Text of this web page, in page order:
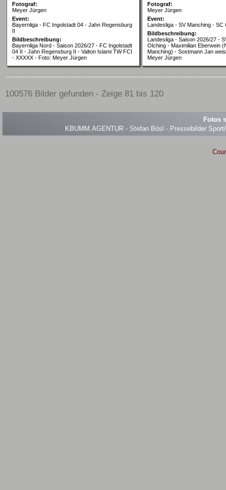
Fotograf:
Meyer Jürgen
Event:
Bayernliga - FC Ingolstadt 04 - Jahn Regensburg
II
Bildbeschreibung:
Bayernliga Nord - Saison 2026/27 - FC Ingolstadt
04 II - Jahn Regensburg II - Valton Islami TW FCI
- XXXXX - Foto: Meyer Jürgen
Fotograf:
Meyer Jürgen
Event:
Landesliga - SV Manching - SC
Bildbeschreibung:
Landesliga - Saison 2026/27 -
Olching - Maximilian Eberwein
Manching) - Sostmann Jan
Meyer Jürgen
100576 Bilder gefunden - Zeige 81 bis 120
Fotos
KBUMM.AGENTUR - Stefan Bösl - Pressebilder